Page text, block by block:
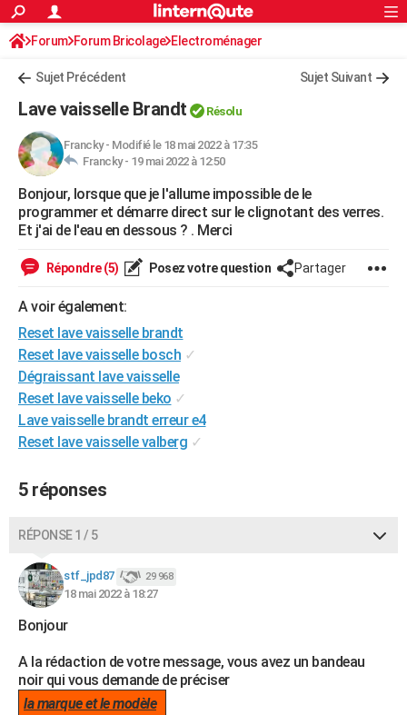
ACTUALITÉS
Politique
Société
Faits Divers
Education
Monde
Villes
+
FINANCE
Retraite
Impôts
Epargne
Immobilier
Risques naturels par ville
Banque
Assurance
Crédit
AUTO
Essais
Réserver un essai
Citadines
Berlines
SUV
Forum auto
+HIGH-TECH
Mobiles
Meilleur smartphone
Internet
Ordinateurs
Jeux vidéo
Guide high-tech
+
Forum
Aménagement intérieur
Extérieur
Cuisine
Salle de bains
Jardinage
Rangement
WEEK-END
Guides de France
Escapades
Patrimoine
Expositions
Musées
Week-end nature
+LIFESTYLE
Art de vivre
Bien-être
Loisirs
Mode
Modes de vie
SANTE
Alimentation
Guide de la santé
Maladies
Médicaments
Sommeil
VOYAGE
Destinations
City break
Voyage nature
Voyage de noces
Forum
Climat
+PHOTO
BONS PLANS
CARTE DE VOEUX
Carte de Noël
Carte Bonne année
Carte Saint-Valentin
Carte Pâques
Carte d'anniversaire
DICTIONNAIRE
Dictionnaire
Biographies
Citations
Expressions
Proverbes
S'inscrire
Se connecter
Lycées
Collèges
Primaires
Universités
Entreprises
Service militaire
Avis de recherche
AVIS DE DÉCÈS
S'inscrire
Connexion
Forum Forum Bricolage Electroménager
Sujet Précédent Sujet Suivant
Lave vaisselle Brandt Résolu
Francky- Modifié le 18 mai 2022 à 17:35
Francky - 19 mai 2022 à 12:50
Bonjour, lorsque que je l'allume impossible de le
programmer et démarre direct sur le clignotant des verres.
Et j'ai de l'eau en dessous ? . Merci
Répondre (5) Posez votre question Partager
A voir également:
Reset lave vaisselle brandt
Reset lave vaisselle bosch ✓
Dégraissant lave vaisselle
Reset lave vaisselle beko ✓
Lave vaisselle brandt erreur e4
Reset lave vaisselle valberg ✓
5 réponses
RÉPONSE 1 / 5
stf_jpd87 29 968
18 mai 2022 à 18:27
Bonjour
A la rédaction de votre message, vous avez un bandeau
noir qui vous demande de préciser
la marque et le modèle